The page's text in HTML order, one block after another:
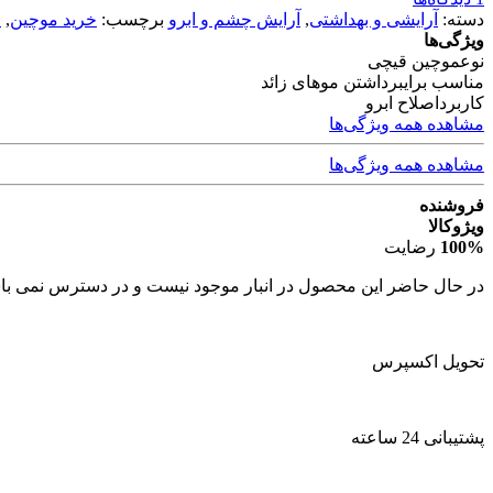
دسته: آرایشی و بهداشتی, آرایش چشم و ابرو برچسب: خرید موچین,
ویژگی‌ها
نوعموچین قیچی
مناسب برایبرداشتن موهای زائد
کاربرد اصلاح ابرو
مشاهده همه ویژگی‌ها
مشاهده همه ویژگی‌ها
فروشنده
ویژوکالا
100% رضایت
در حال حاضر این محصول در انبار موجود نیست و در دسترس نمی
تحویل اکسپرس
پشتیبانی 24 ساعته